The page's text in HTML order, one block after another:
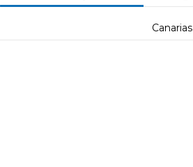
Canarias